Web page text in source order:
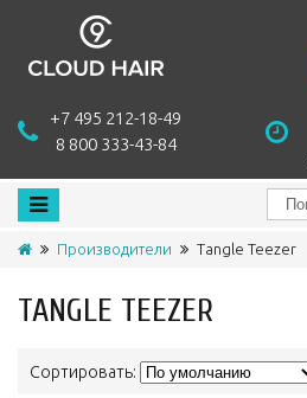
+7 495 212-18-49
8 800 333-43-84
Производители Tangle Teezer
TANGLE TEEZER
Сортировать: